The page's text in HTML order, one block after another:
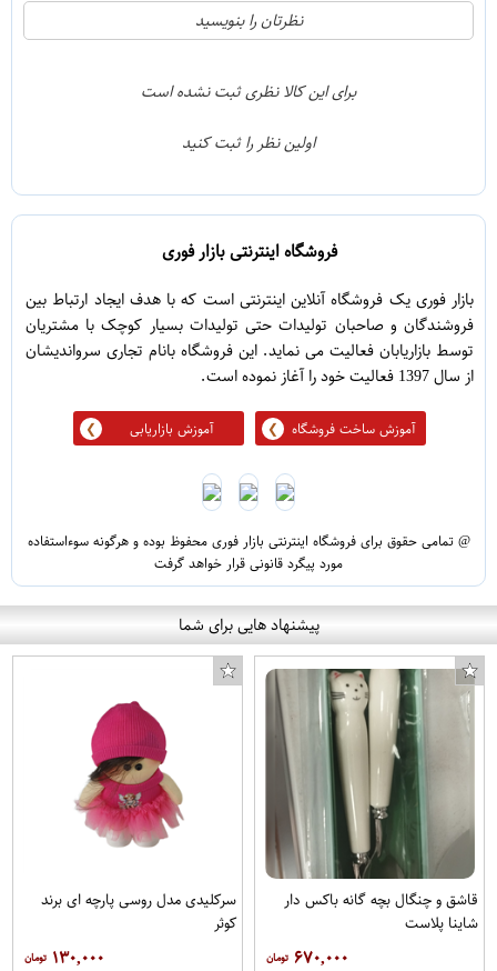
1
0
نظرتان را بنویسید
برای این کالا نظری ثبت نشده است
اولین نظر را ثبت کنید
فروشگاه اینترنتی بازار فوری
بازار فوری یک فروشگاه آنلاین اینترنتی است که با هدف ایجاد ارتباط بین
فروشندگان و صاحبان تولیدات حتی تولیدات بسیار کوچک با مشتریان
توسط بازاریابان فعالیت می نماید. این فروشگاه بانام تجاری سرواندیشان
از سال 1397 فعالیت خود را آغاز نموده است.
آموزش ساخت فروشگاه آموزش بازاریابی
@ تمامی حقوق برای فروشگاه اینترنتی بازار فوری محفوظ بوده و هرگونه سوءاستفاده
مورد پیگرد قانونی قرار خواهد گرفت
پیشنهاد هایی برای شما
قاشق و چنگال بچه گانه باکس دار
شاینا پلاست
۶۷۰,۰۰۰
سرکلیدی مدل روسی پارچه ای برند
کوثر
۱۳۰,۰۰۰